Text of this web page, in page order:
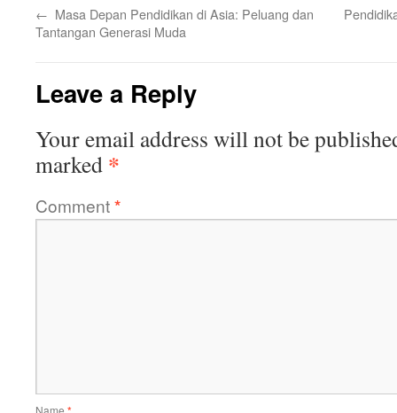
← Masa Depan Pendidikan di Asia: Peluang dan
Tantangan Generasi Muda
Leave a Reply
Your email address will not be
marked *
Comment*
Name